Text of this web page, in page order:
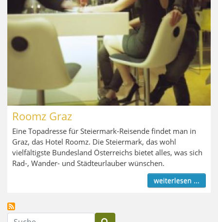
Roomz Graz
Eine Topadresse für Steiermark-Reisende findet man in
Graz, das Hotel Roomz. Die Steiermark, das wohl
vielfältigste Bundesland Österreichs bietet alles, was sich
Rad-, Wander- und Städteurlauber wünschen.
weiterlesen ...
Suche